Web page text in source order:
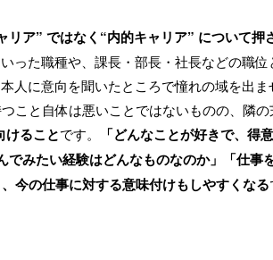
ア” ではなく“内的キャリア” について押
った職種や、課長・部長・社長などの職
人に意向を聞いたところで憧れの域を出
こと自体は悪いことではないものの、隣
けることです。
「どんなことが好きで、得
みたい経験はどんなものなのか」「仕事
今の仕事に対する意味付けもしやすくなる